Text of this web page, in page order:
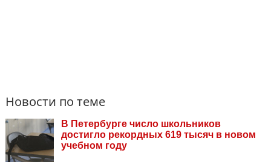
Новости по теме
В Петербурге число школьников
достигло рекордных 619 тысяч в новом
учебном году